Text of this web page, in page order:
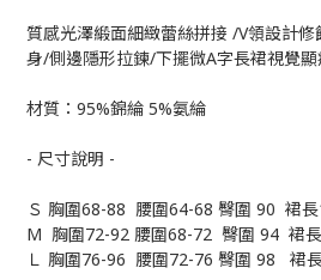
質感光澤緞面細緻蕾絲拼接 /V領設計
身/側邊隱形拉鍊/下擺微A字長裙視覺
材質：95%錦綸 5%氨綸
- 尺寸說明 -
Ｓ 胸圍68-88  腰圍64-68 臀圍 90  裙
M  胸圍72-92 腰圍68-72  臀圍 94  裙
Ｌ 胸圍76-96  腰圍72-76 臀圍 98   裙